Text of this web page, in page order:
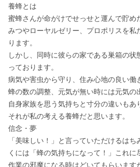
養蜂とは
蜜蜂さんが命がけでせっせと運んで貯め
みつやローヤルゼリー、プロポリスを私
ります。
しかし、同時に彼らの家である巣箱の
っております。
病気や害虫から守り、住み心地の良い働
蜂の数の調整、元気が無い時には元気の
自身家族を思う気持ちと寸分の違いもあ
それが私の考える養蜂だと思います。
信念・夢
「美味しい！」と言っていただけるは
くには「蜂の気持ちになって！」これに
作業の邪魔になる時はどいてもらいます